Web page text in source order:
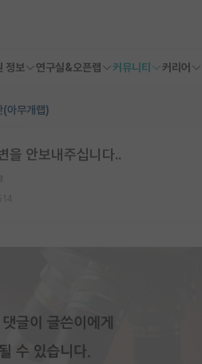
정보 연구실&오픈랩 커뮤니티 커리어
(아무개랩)
을 안보내주십니다..